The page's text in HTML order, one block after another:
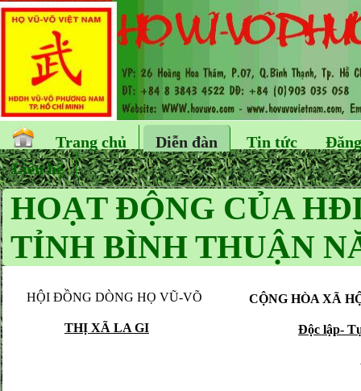
Trang chủ Diễn đàn Tin tức
Liên hệ
HOẠT ĐỘNG CỦA
TỈNH BÌNH THUẬN
HỘI ĐỒNG DÒNG HỌ VŨ-VÕ
THỊ XÃ LA GI
CỘNG HÒA XÃ
Độc lập-